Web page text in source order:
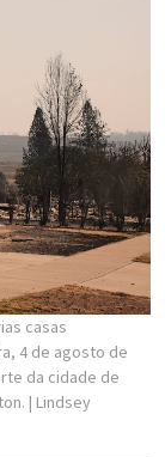
casas
4 de agosto de
da cidade de
| Lindsey